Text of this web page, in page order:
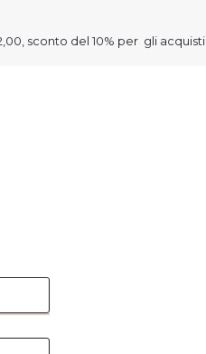
sconto del 10% per gli acquisti